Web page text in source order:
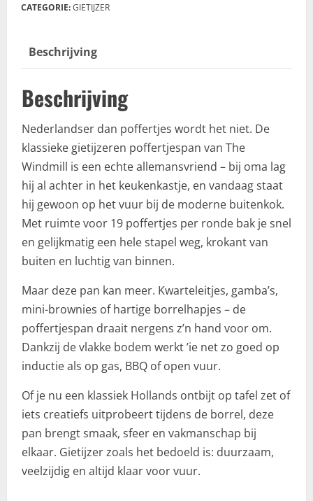
CATEGORIE:GIETIJZER
Beschrijving
Beschrijving
Nederlandser dan poffertjes wordt het niet. De
klassieke gietijzeren poffertjespan van The
Windmill is een echte allemansvriend – bij oma lag
hij al achter in het keukenkastje, en vandaag staat
hij gewoon op het vuur bij de moderne buitenkok.
Met ruimte voor 19 poffertjes per ronde bak je snel
en gelijkmatig een hele stapel weg, krokant van
buiten en luchtig van binnen.
Maar deze pan kan meer. Kwarteleitjes, gamba’s,
mini-brownies of hartige borrelhapjes – de
poffertjespan draait nergens z’n hand voor om.
Dankzij de vlakke bodem werkt ’ie net zo goed op
inductie als op gas, BBQ of open vuur.
Of je nu een klassiek Hollands ontbijt op tafel zet of
iets creatiefs uitprobeert tijdens de borrel, deze
pan brengt smaak, sfeer en vakmanschap bij
elkaar. Gietijzer zoals het bedoeld is: duurzaam,
veelzijdig en altijd klaar voor vuur.